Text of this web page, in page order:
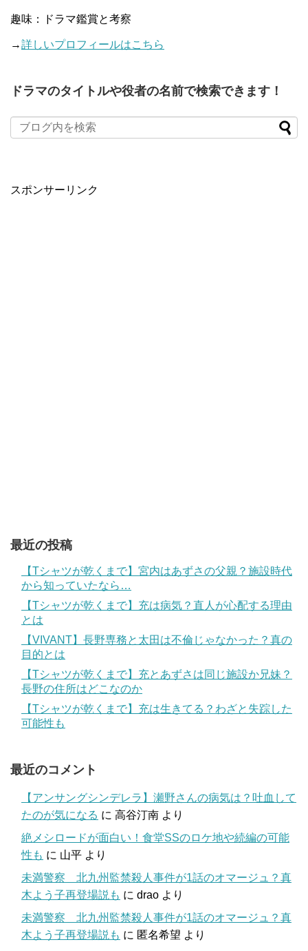
趣味：ドラマ鑑賞と考察
→詳しいプロフィールはこちら
ドラマのタイトルや役者の名前で検索できます！
スポンサーリンク
最近の投稿
【Tシャツが乾くまで】宮内はあずさの父親？施設時代
から知っていたなら…
【Tシャツが乾くまで】充は病気？直人が心配する理由
とは
【VIVANT】長野専務と太田は不倫じゃなかった？真の
目的とは
【Tシャツが乾くまで】充とあずさは同じ施設か兄妹？
長野の住所はどこなのか
【Tシャツが乾くまで】充は生きてる？わざと失踪した
可能性も
最近のコメント
【アンサングシンデレラ】瀬野さんの病気は？吐血して
たのが気になる に 高谷汀南 より
絶メシロードが面白い！食堂SSのロケ地や続編の可能
性も に 山平 より
未満警察 北九州監禁殺人事件が1話のオマージュ？真
木よう子再登場説も に drao より
未満警察 北九州監禁殺人事件が1話のオマージュ？真
木よう子再登場説も に 匿名希望 より